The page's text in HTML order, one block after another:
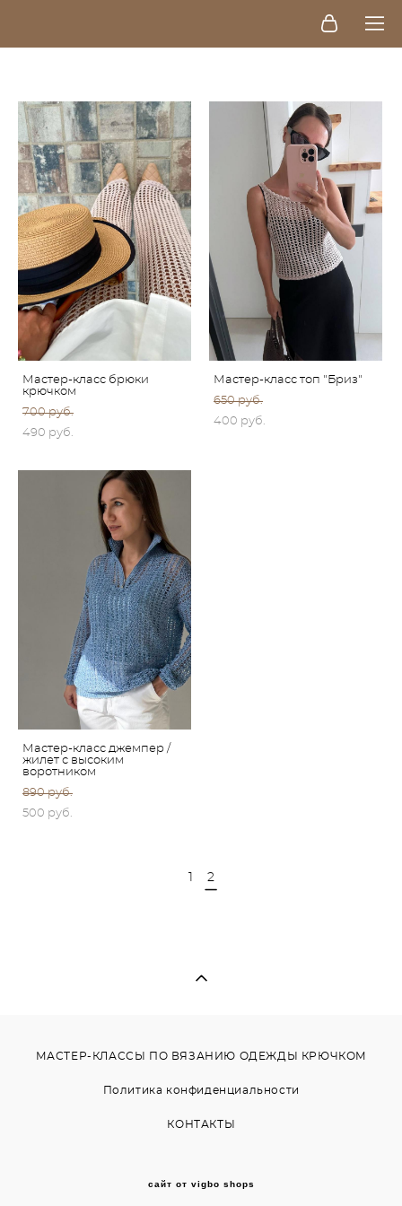
Мастер-класс брюки
крючком
700 pуб.
490 pуб.
Мастер-класс топ "Бриз"
650 pуб.
400 pуб.
Мастер-класс джемпер /
жилет с высоким
воротником
890 pуб.
500 pуб.
2
МАСТЕР-КЛАССЫ ПО ВЯЗАНИЮ ОДЕЖДЫ КРЮЧКОМ
Политика конфиденциальности
КОНТАКТЫ
сайт от vigbo shops